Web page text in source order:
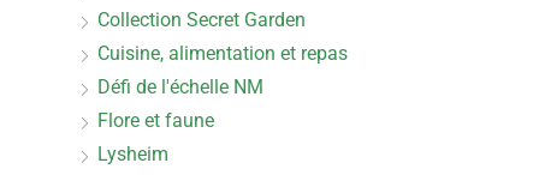
Collection Secret Garden
Cuisine, alimentation et repas
Défi de l'échelle NM
Flore et faune
Lysheim